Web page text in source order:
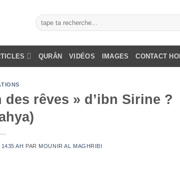
QURÂN VIDÉOS IMAGES CONTACT
des rêves » d’ibn Sirine ?
AH PAR MOUNIR AL MAGHRIBI